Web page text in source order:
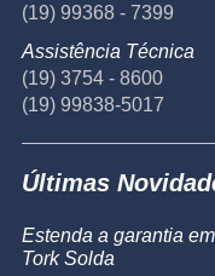
(19) 99368 - 7399
Assistência Técnica
(19) 3754 - 8600
(19) 99838-5017
Últimas
Estenda a garantia
Tork Solda